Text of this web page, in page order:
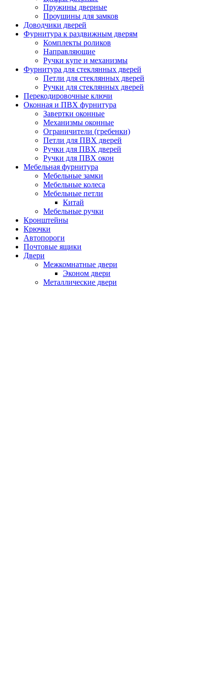
Пружины дверные
Проушины для замков
Доводчики дверей
Фурнитура к раздвижным дверям
Комплекты роликов
Направляющие
Ручки купе и механизмы
Фурнитура для стеклянных дверей
Петли для стеклянных дверей
Ручки для стеклянных дверей
Перекодировочные ключи
Оконная и ПВХ фурнитура
Завертки оконные
Механизмы оконные
Ограничители (гребенки)
Петли для ПВХ дверей
Ручки для ПВХ дверей
Ручки для ПВХ окон
Мебельная фурнитура
Мебельные замки
Мебельные колеса
Мебельные петли
Китай
Мебельные ручки
Кронштейны
Крючки
Автопороги
Почтовые ящики
Двери
Межкомнатные двери
Эконом двери
Металлические двери